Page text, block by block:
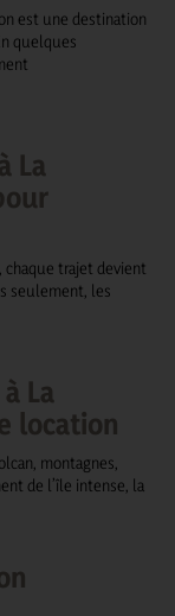
est une destination
quelques
La
chaque trajet devient
seulement, les
La
location
montagnes,
de l’île intense, la